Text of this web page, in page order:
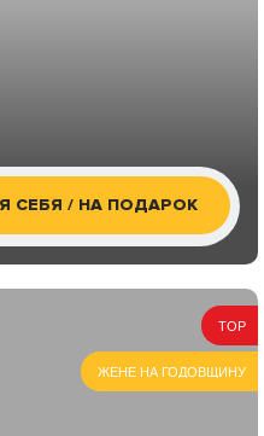
СЕБЯ / НА ПОДАРОК
TOP
ЖЕНЕ НА ГОДОВЩИНУ